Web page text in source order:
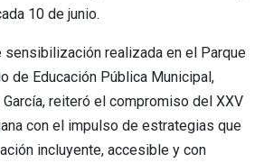
10 de junio.
sensibilización realizada en el Parque
de Educación Pública Municipal,
reiteró el compromiso del XXV
con el impulso de estrategias que
incluyente, accesible y con